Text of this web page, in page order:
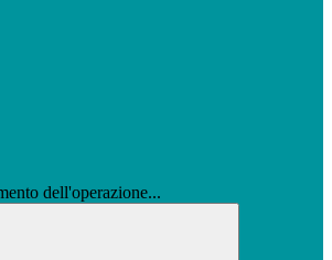
dell'operazione...